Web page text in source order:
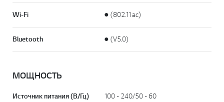
Wi-Fi ● (802.11ac)
Bluetooth ● (V5.0)
МОЩНОСТЬ
Источник питания (В/Гц) 100 - 240/50 - 60